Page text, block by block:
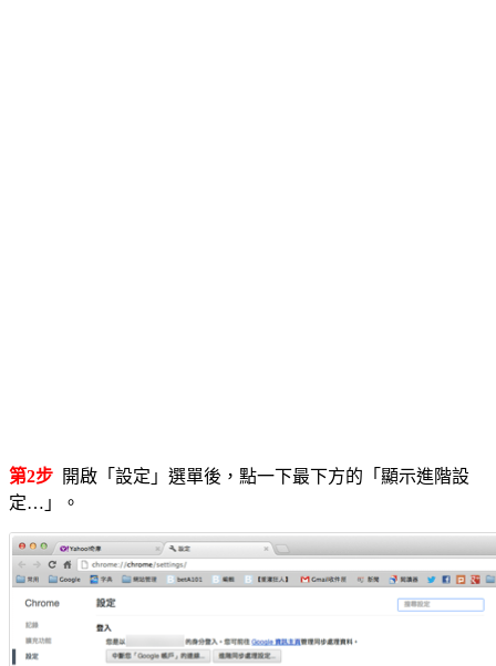
第2步 開啟「設定」選單後，點一下最下方的「顯示進階設
定…」。